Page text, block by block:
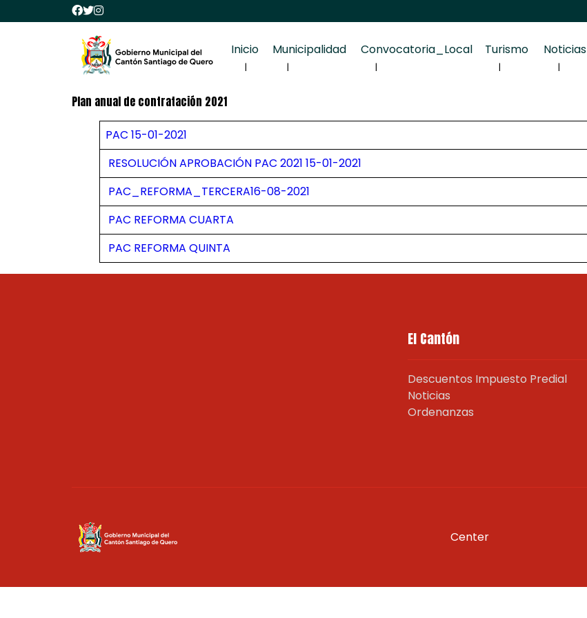
Inicio Municipalidad Convocatoria_Local Turismo Noticias
Plan anual de contratación 2021
PAC 15-01-2021
RESOLUCIÓN APROBACIÓN PAC 2021 15-01-2021
PAC_REFORMA_TERCERA16-08-2021
PAC REFORMA CUARTA
PAC REFORMA QUINTA
El Cantón
Descuentos Impuesto Predial
Noticias
Ordenanzas
Center